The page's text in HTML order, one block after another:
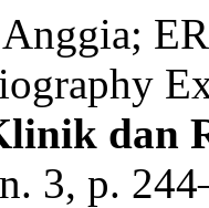
dan
3, p.